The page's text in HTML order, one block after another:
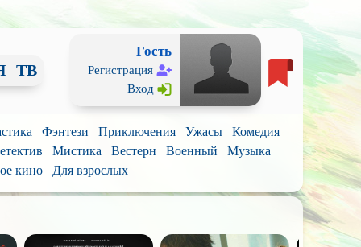
ТВ
Гость
Регистрация
Вход
Фэнтези Приключения Ужасы
Комедия
Мистика Вестерн Военный
Музыка
кино Для взрослых